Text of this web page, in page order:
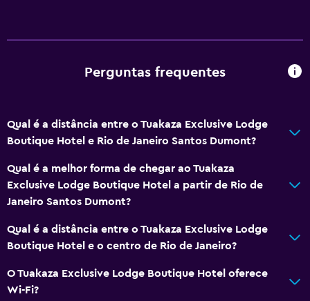
Perguntas frequentes
Qual é a distância entre o Tuakaza Exclusive Lodge
Boutique Hotel e Rio de Janeiro Santos Dumont?
Qual é a melhor forma de chegar ao Tuakaza
Exclusive Lodge Boutique Hotel a partir de Rio de
Janeiro Santos Dumont?
Qual é a distância entre o Tuakaza Exclusive Lodge
Boutique Hotel e o centro de Rio de Janeiro?
O Tuakaza Exclusive Lodge Boutique Hotel oferece
Wi-Fi?